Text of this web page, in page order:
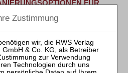
FÜR
Braun zum vorläufigen
– …